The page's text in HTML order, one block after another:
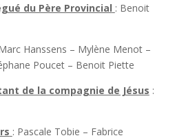
du Père Provincial : Benoit
Hanssens – Mylène Menot –
Poucet – Benoit Piette
de la compagnie de Jésus :
: Pascale Tobie – Fabrice